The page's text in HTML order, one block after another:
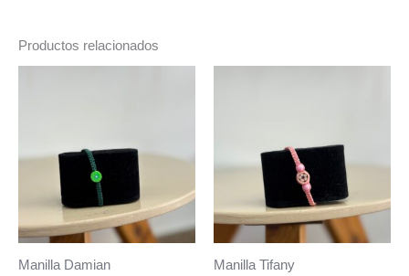
Productos relacionados
Manilla Damian Manilla Tifany